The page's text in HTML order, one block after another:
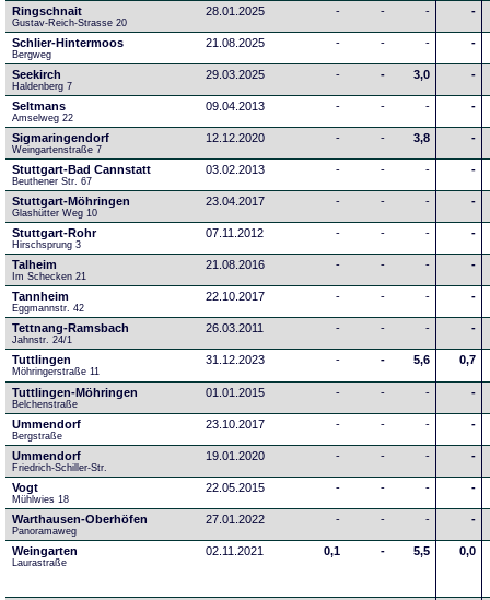
Ringschnait
Gustav-Reich-Strasse 20
28.01.2025 - - - -
Schlier-Hintermoos
Bergweg
21.08.2025 - - - -
Seekirch
Haldenberg 7
29.03.2025 - - 3,0 -
Seltmans
Amselweg 22
09.04.2013 - - - -
Sigmaringendorf
Weingartenstraße 7
12.12.2020 - - 3,8 -
Stuttgart-Bad Cannstatt
Beuthener Str. 67
03.02.2013 - - - -
Stuttgart-Möhringen
Glashütter Weg 10
23.04.2017 - - - -
Stuttgart-Rohr
Hirschsprung 3
07.11.2012 - - - -
Talheim
Im Schecken 21
21.08.2016 - - - -
Tannheim
Eggmannstr. 42
22.10.2017 - - - -
Tettnang-Ramsbach
Jahnstr. 24/1
26.03.2011 - - - -
Tuttlingen
Möhringerstraße 11
31.12.2023 - - 5,6 0,7
Tuttlingen-Möhringen
Belchenstraße
01.01.2015 - - - -
Ummendorf
Bergstraße
23.10.2017 - - - -
Ummendorf
Friedrich-Schiller-Str.
19.01.2020 - - - -
Vogt
Mühlwies 18
22.05.2015 - - - -
Warthausen-Oberhöfen
Panoramaweg
27.01.2022 - - - -
Weingarten
Laurastraße
02.11.2021 0,1 - 5,5 0,0